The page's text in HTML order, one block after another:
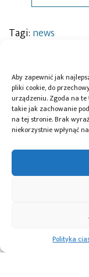
Aby zapewnić jak
pliki cookie, do
urządzeniu. Zgoda na
takie jak zachowanie
na tej stronie. Brak
niekorzystnie wpłynąć
Polityka
Tagi: news
Przeczytaj
Global Electronics
opublikowało